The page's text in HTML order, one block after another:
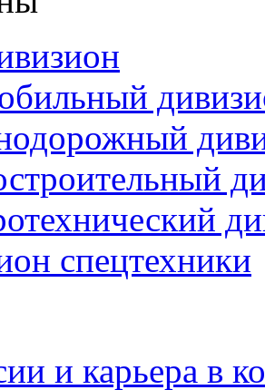
спецтехники
и карьера в